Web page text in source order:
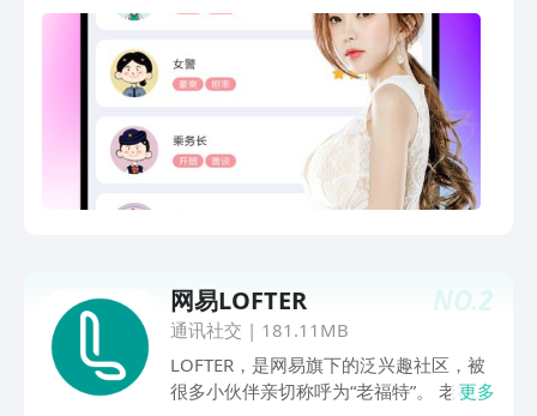
NO.2
网易LOFTER
通讯社交 | 181.11MB
LOFTER，是网易旗下的泛兴趣社区，被
很多小伙伴亲切称呼为“老福特”。 老福特
更多